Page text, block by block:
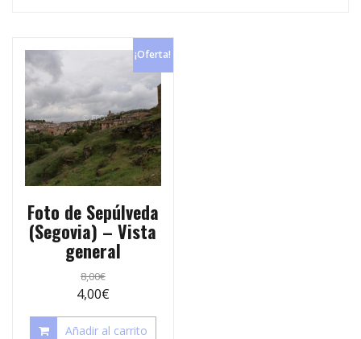
¡Oferta!
Foto de Sepúlveda
(Segovia) – Vista
general
8,00€
4,00€
Añadir al carrito